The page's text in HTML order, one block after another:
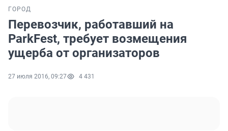
ГОРОД
Перевозчик, работавший на
ParkFest, требует возмещения
ущерба от организаторов
27 июля 2016, 09:27 4 431